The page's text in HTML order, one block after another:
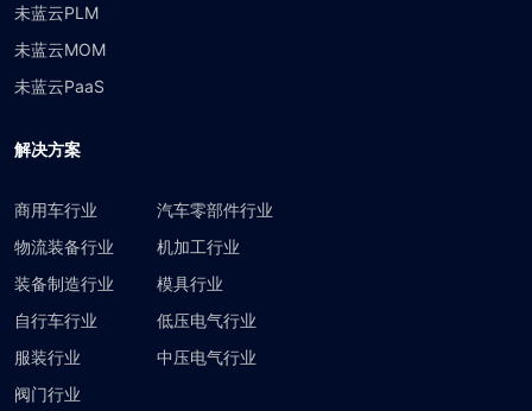
未蓝云PLM
未蓝云MOM
未蓝云PaaS
解决方案
商用车行业
物流装备行业
装备制造行业
自行车行业
服装行业
阀门行业
汽车零部件行业
机加工行业
模具行业
低压电气行业
中压电气行业